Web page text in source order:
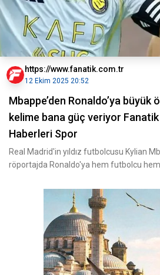
https://www.fanatik.com.tr
12 Ekim 2025 20:52
Mbappe’den Ronaldo’ya büyük
kelime bana güç veriyor
Haberleri Spor
Real Madrid'in yıldız futbolcusu Kylian
röportajda Ronaldo'ya hem futbolcu